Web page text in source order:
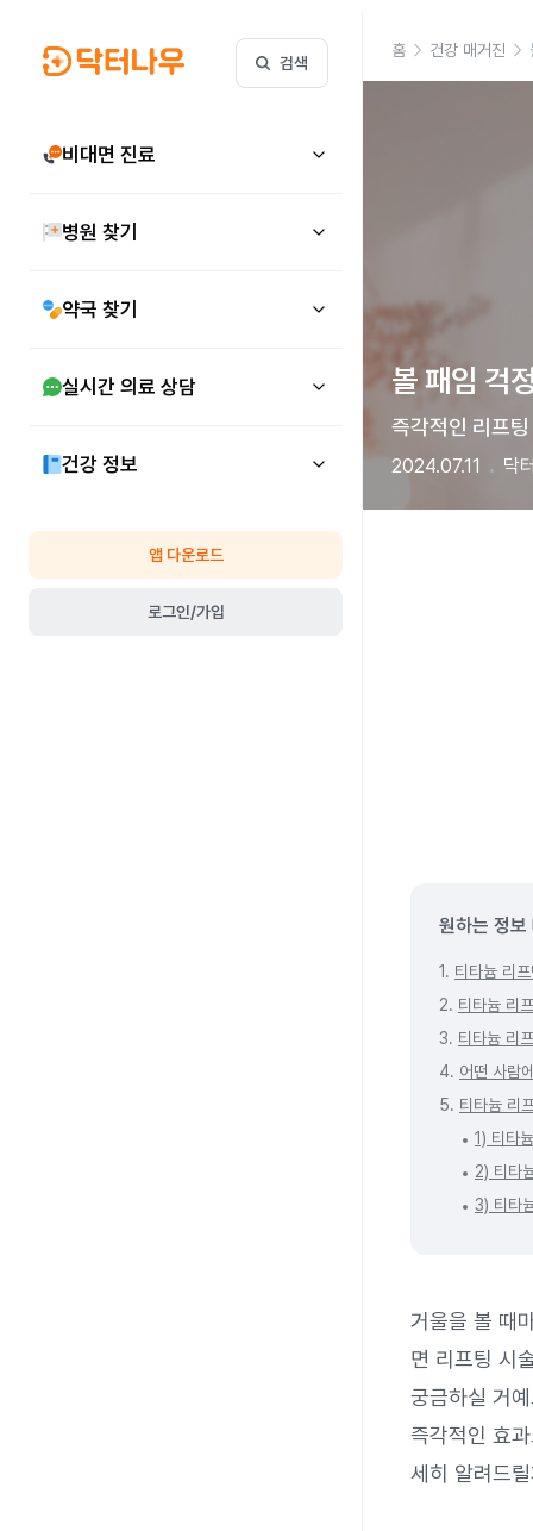
검색
비대면 진료
병원 찾기
약국 찾기
실시간 의료 상담
건강 정보
앱 다운로드
로그인/가입
홈 건강 매거진
볼 패임 걱
즉각적인 리프
2024.07.11 닥
원하는 정보
1. 티타늄 리
2. 티타늄 리
3. 티타늄 리
4. 어떤 사람
5. 티타늄 리
1) 티타
2) 티타
3) 티타
거울을 볼 때
면 리프팅 시
궁금하실 거
즉각적인 효
세히 알려드